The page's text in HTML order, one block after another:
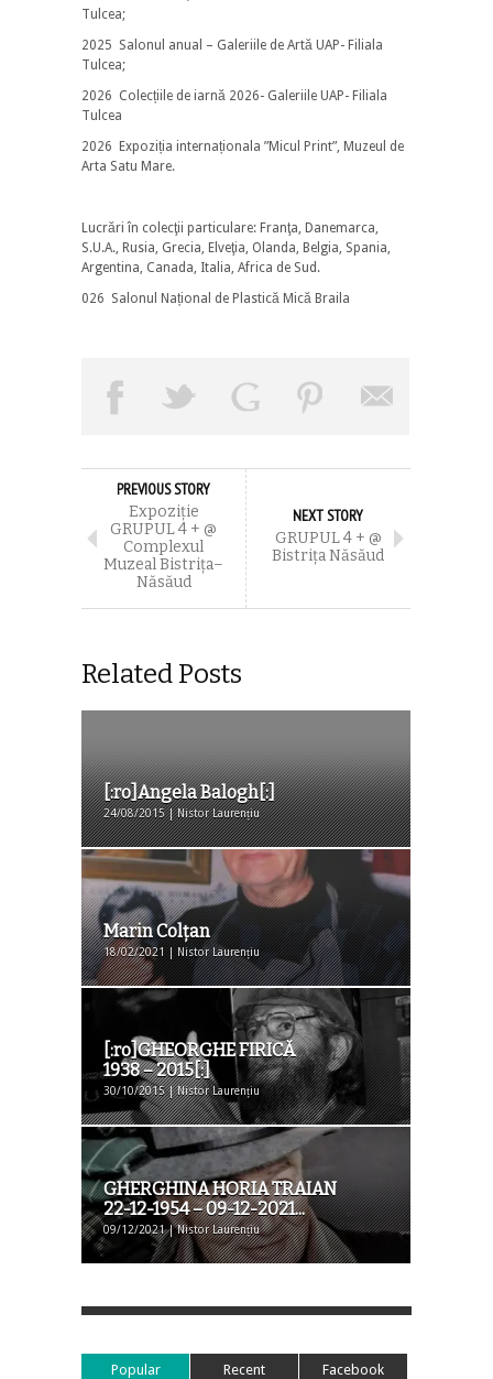
Tulcea;
2025 Salonul anual – Galeriile de Artă UAP- Filiala
Tulcea;
2026 Colecțiile de iarnă 2026- Galeriile UAP- Filiala
Tulcea
2026 Expoziția internaționala ”Micul Print”, Muzeul de
Arta Satu Mare.
Lucrări în colecţii particulare: Franţa, Danemarca,
S.U.A., Rusia, Grecia, Elveţia, Olanda, Belgia, Spania,
Argentina, Canada, Italia, Africa de Sud.
026 Salonul Național de Plastică Mică Braila
PREVIOUS STORY
Expoziție
GRUPUL 4 + @
Complexul
Muzeal Bistrița–
Năsăud
NEXT STORY
GRUPUL 4 + @
Bistrița Năsăud
Related Posts
[:ro]Angela Balogh[:]
24/08/2015 | Nistor Laurențiu
Marin Colțan
18/02/2021 | Nistor Laurențiu
[:ro]GHEORGHE FIRICĂ
1938 – 2015[:]
30/10/2015 | Nistor Laurențiu
GHERGHINA HORIA TRAIAN
22-12-1954 – 09-12-2021...
09/12/2021 | Nistor Laurențiu
Popular Recent Facebook